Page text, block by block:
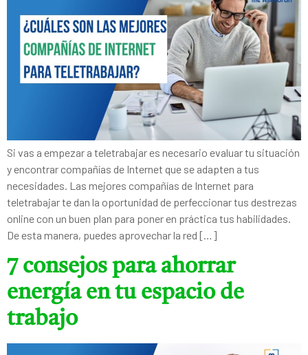
Si vas a empezar a teletrabajar es necesario evaluar tu situación
y encontrar compañías de Internet que se adapten a tus
necesidades. Las mejores compañías de Internet para
teletrabajar te dan la oportunidad de perfeccionar tus destrezas
online con un buen plan para poner en práctica tus habilidades.
De esta manera, puedes aprovechar la red […]
7 consejos para ahorrar
energía en tu espacio de
trabajo